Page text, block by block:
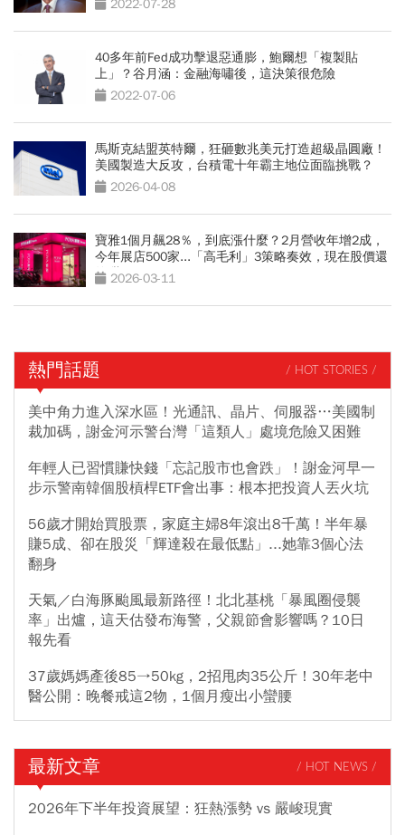
2022-07-28
40多年前Fed成功擊退惡通膨，鮑爾想「複製貼
上」？谷月涵：金融海嘯後，這決策很危險
2022-07-06
馬斯克結盟英特爾，狂砸數兆美元打造超級晶圓廠！
美國製造大反攻，台積電十年霸主地位面臨挑戰？
2026-04-08
寶雅1個月飆28％，到底漲什麼？2月營收年增2成，
今年展店500家...「高毛利」3策略奏效，現在股價還
夠甜？
2026-03-11
熱門話題 / HOT STORIES /
美中角力進入深水區！光通訊、晶片、伺服器…美國制
裁加碼，謝金河示警台灣「這類人」處境危險又困難
年輕人已習慣賺快錢「忘記股市也會跌」！謝金河早一
步示警南韓個股槓桿ETF會出事：根本把投資人丟火坑
56歲才開始買股票，家庭主婦8年滾出8千萬！半年暴
賺5成、卻在股災「輝達殺在最低點」...她靠3個心法
翻身
天氣／白海豚颱風最新路徑！北北基桃「暴風圈侵襲
率」出爐，這天估發布海警，父親節會影響嗎？10日
報先看
37歲媽媽產後85→50kg，2招甩肉35公斤！30年老中
醫公開：晚餐戒這2物，1個月瘦出小蠻腰
最新文章 / HOT NEWS /
2026年下半年投資展望：狂熱漲勢 vs 嚴峻現實